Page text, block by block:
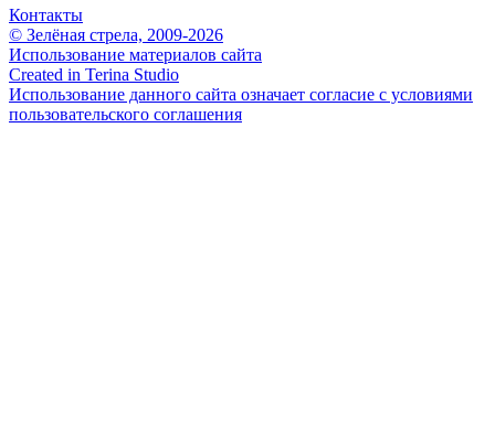
Контакты
© Зелёная стрела, 2009-2026
Использование материалов сайта
Created in Terina Studio
Использование данного сайта означает согласие с условиями
пользовательского соглашения